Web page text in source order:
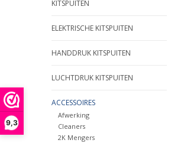
9,3
KITSPUITEN
ELEKTRISCHE KITSPUITEN
HANDDRUK KITSPUITEN
LUCHTDRUK KITSPUITEN
ACCESSOIRES
Afwerking
Cleaners
2K Mengers